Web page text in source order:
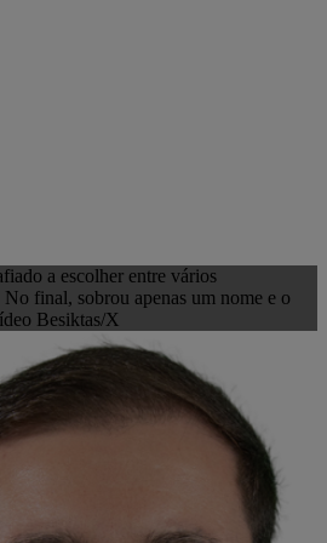
a escolher entre vários
final, sobrou apenas um nome e o
Besiktas/X